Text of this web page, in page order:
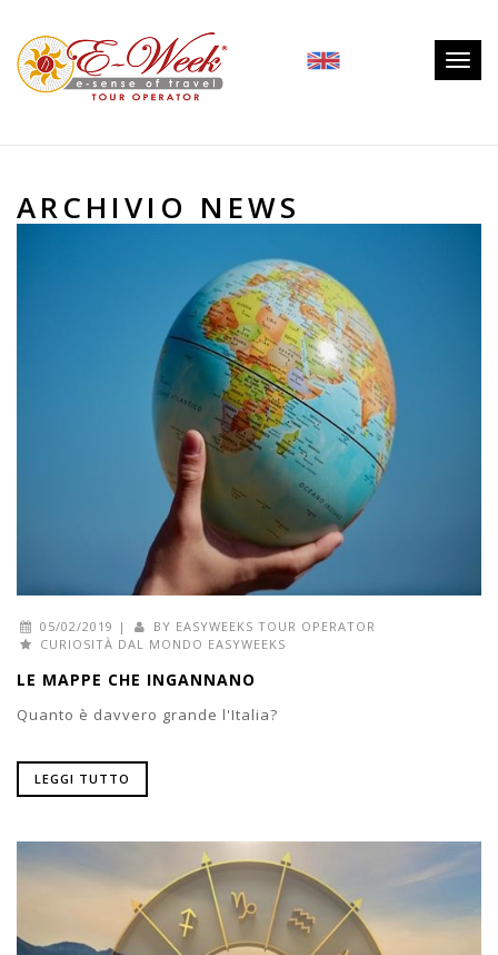
ARCHIVIO NEWS
05/02/2019 | BY EASYWEEKS TOUR OPERATOR
CURIOSITÀ DAL MONDO EASYWEEKS
LE MAPPE CHE INGANNANO
Quanto è davvero grande l'Italia?
LEGGI TUTTO